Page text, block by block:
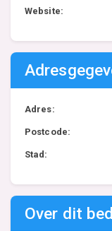
Website:
Adres:
Postcode:
Stad:
Over dit